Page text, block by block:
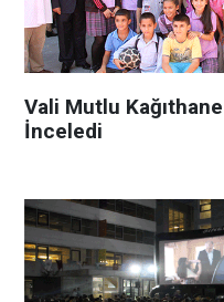
Vali Mutlu Kağıthane
İnceledi